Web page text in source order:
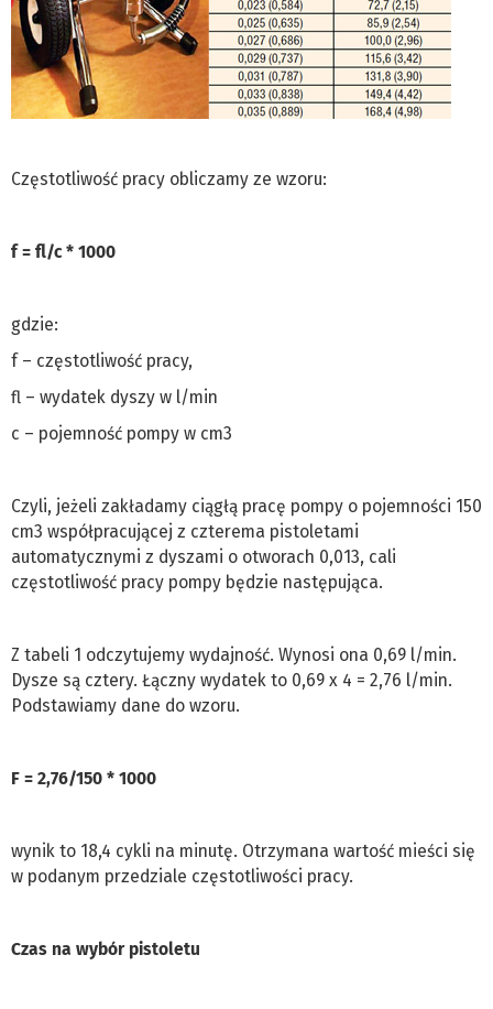
Częstotliwość pracy obliczamy ze wzoru:
f = fl/c * 1000
gdzie:
f – częstotliwość pracy,
fl – wydatek dyszy w l/min
c – pojemność pompy w cm3
Czyli, jeżeli zakładamy ciągłą pracę pompy o pojemności 150
cm3 współpracującej z czterema pistoletami
automatycznymi z dyszami o otworach 0,013, cali
częstotliwość pracy pompy będzie następująca.
Z tabeli 1 odczytujemy wydajność. Wynosi ona 0,69 l/min.
Dysze są cztery. Łączny wydatek to 0,69 x 4 = 2,76 l/min.
Podstawiamy dane do wzoru.
F = 2,76/150 * 1000
wynik to 18,4 cykli na minutę. Otrzymana wartość mieści się
w podanym przedziale częstotliwości pracy.
Czas na wybór pistoletu